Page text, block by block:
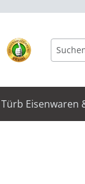
Eisenwaren